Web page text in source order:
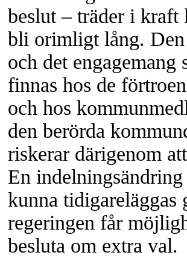
beslut – träder i kraft
bli orimligt lång. Den
och det engagemang
finnas hos de
och hos
den berörda
riskerar därigenom
En
kunna tidigareläggas
regeringen får
besluta om extra val.